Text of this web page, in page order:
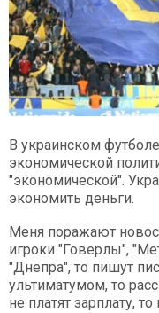
В украинском
экономической
"экономической".
экономить деньги.
Меня поражают
игроки "Говерлы",
"Днепра", то пишут
ультиматумом, то
не платят зарплату,